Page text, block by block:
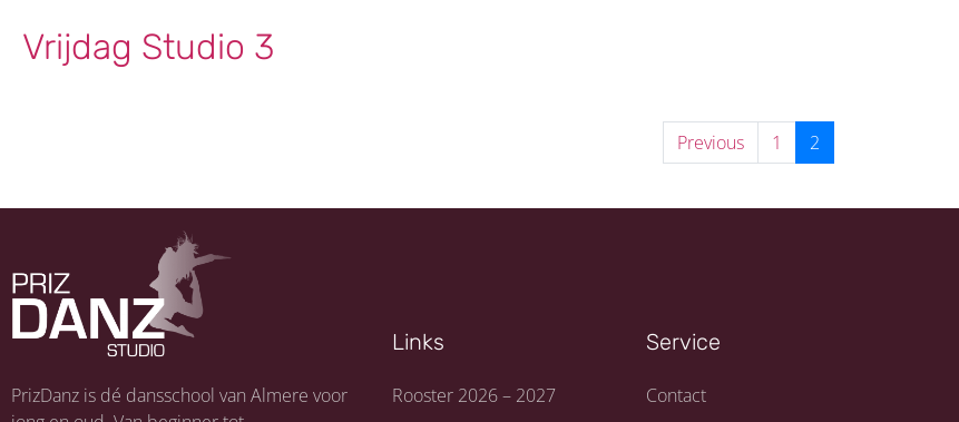
Vrijdag Studio 3
Previous 1 2
PrizDanz is dé dansschool van Almere voor
Links
Rooster 2026 – 2027
Service
Contact